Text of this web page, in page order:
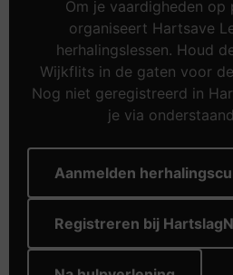
Om je vaardigheden op
organiseert Hartsave
herhalingslessen. Houd
Wijkflits in de gaten voor
Nog niet geregistreerd in
je via
Aanmelden
Registreren bij